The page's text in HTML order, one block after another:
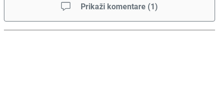
Prikaži komentare (1)